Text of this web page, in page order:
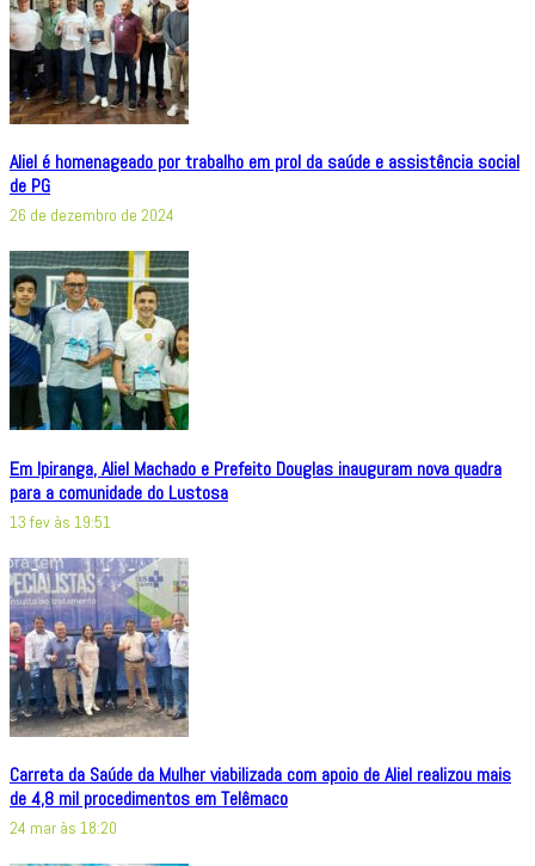
Aliel é homenageado por trabalho em prol da saúde e assistência social
de PG
26 de dezembro de 2024
Em Ipiranga, Aliel Machado e Prefeito Douglas inauguram nova quadra
para a comunidade do Lustosa
13 fev às 19:51
Carreta da Saúde da Mulher viabilizada com apoio de Aliel realizou mais
de 4,8 mil procedimentos em Telêmaco
24 mar às 18:20